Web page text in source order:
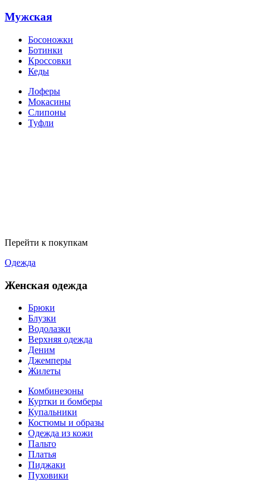
Мужская
Босоножки
Ботинки
Кроссовки
Кеды
Лоферы
Мокасины
Слипоны
Туфли
Перейти к покупкам
Одежда
Женская одежда
Брюки
Блузки
Водолазки
Верхняя одежда
Деним
Джемперы
Жилеты
Комбинезоны
Куртки и бомберы
Купальники
Костюмы и образы
Одежда из кожи
Пальто
Платья
Пиджаки
Пуховики